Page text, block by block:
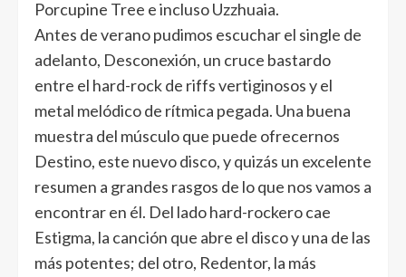
Porcupine Tree e incluso Uzzhuaia.
Antes de verano pudimos escuchar el single de
adelanto, Desconexión, un cruce bastardo
entre el hard-rock de riffs vertiginosos y el
metal melódico de rítmica pegada. Una buena
muestra del músculo que puede ofrecernos
Destino, este nuevo disco, y quizás un excelente
resumen a grandes rasgos de lo que nos vamos a
encontrar en él. Del lado hard-rockero cae
Estigma, la canción que abre el disco y una de las
más potentes; del otro, Redentor, la más